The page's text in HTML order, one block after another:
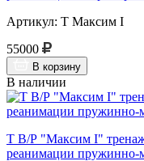
Артикул: Т Максим I
55000
В корзину
В наличии
Т В/Р "Максим I"
реанимации пружинно-